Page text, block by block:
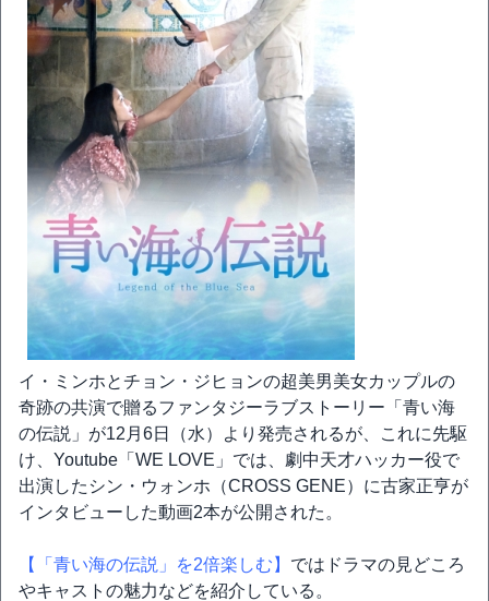
イ・ミンホとチョン・ジヒョンの超美男美女カップルの
奇跡の共演で贈るファンタジーラブストーリー「青い海
の伝説」が12月6日（水）より発売されるが、これに先駆
け、Youtube「WE LOVE」では、劇中天才ハッカー役で
出演したシン・ウォンホ（CROSS GENE）に古家正亨が
インタビューした動画2本が公開された。
【「青い海の伝説」を2倍楽しむ】 ではドラマの見どころ
やキャストの魅力などを紹介している。